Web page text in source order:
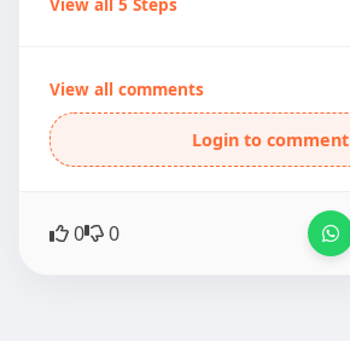
View all comments
Login to comment
0 0